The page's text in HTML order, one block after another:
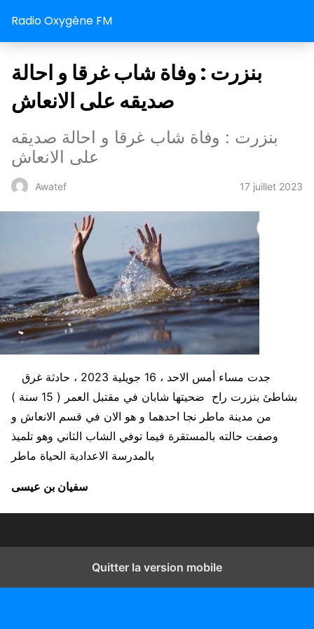
Radio Oxygène FM
بنزرت : وفاة شاب غرقا و احالة
صديقه على الانعاش
بنزرت : وفاة شاب غرقا و احالة صديقه
على الانعاش
Awatef 17 juillet 2023
بشاطئ بنزرت راح ضحيتها شابان في مقتبل العمر ( 15 سنة )
من مدينة ماطر نجا احدهما و هو الان في قسم الانعاش و
وصفت حالته بالمستقرة فيما توفي الشاب الثاني وهو تلميذ
بالمدرسة الاعدادية الحياة ماطر
سفيان بن عيسى
Quitter la version mobile